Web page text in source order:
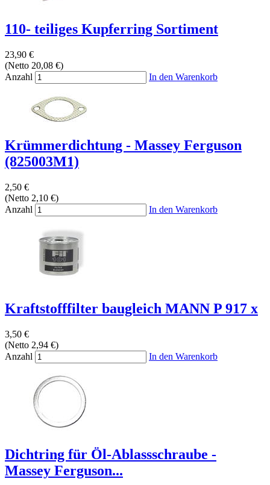
110- teiliges Kupferring Sortiment
23,90 €
(Netto 20,08 €)
Anzahl
In den Warenkorb
Krümmerdichtung - Massey Ferguson
(825003M1)
2,50 €
(Netto 2,10 €)
Anzahl
In den Warenkorb
Kraftstofffilter baugleich MANN P 917 x
3,50 €
(Netto 2,94 €)
Anzahl
In den Warenkorb
Dichtring für Öl-Ablassschraube -
Massey Ferguson...